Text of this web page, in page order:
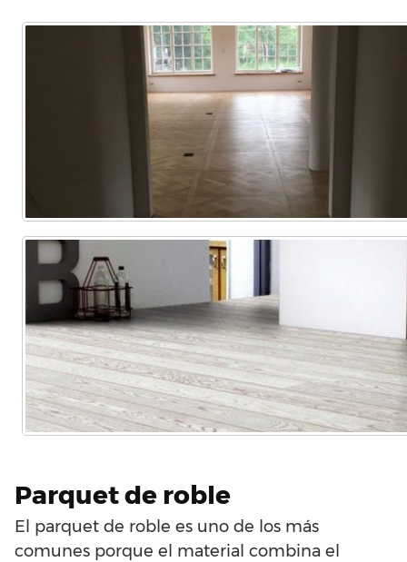
Parquet de roble
El parquet de roble es uno de los más
comunes porque el material combina el